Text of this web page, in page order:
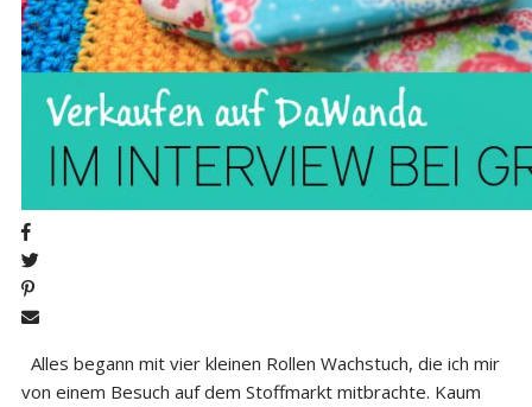
Alles begann mit vier kleinen Rollen Wachstuch, die ich mir
von einem Besuch auf dem Stoffmarkt mitbrachte. Kaum